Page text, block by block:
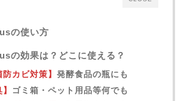
の使い方
の効果は？どこに使える？
防カビ対策】発酵食品の瓶にも
ゴミ箱・ペット用品等何でも